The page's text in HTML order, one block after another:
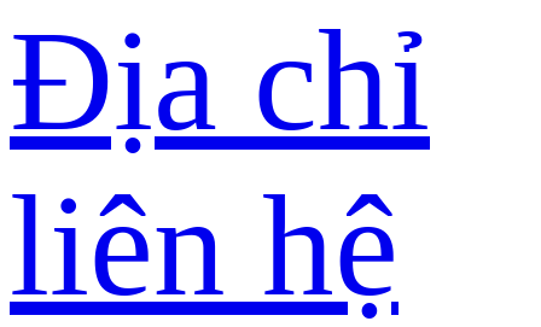
Địa chỉ
liên hệ